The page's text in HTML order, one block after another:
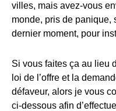
villes, mais avez-vous
monde, pris de panique,
dernier moment, pour
Si vous faites ça au lieu
loi de l’offre et la
défaveur, alors je vous
ci-dessous afin